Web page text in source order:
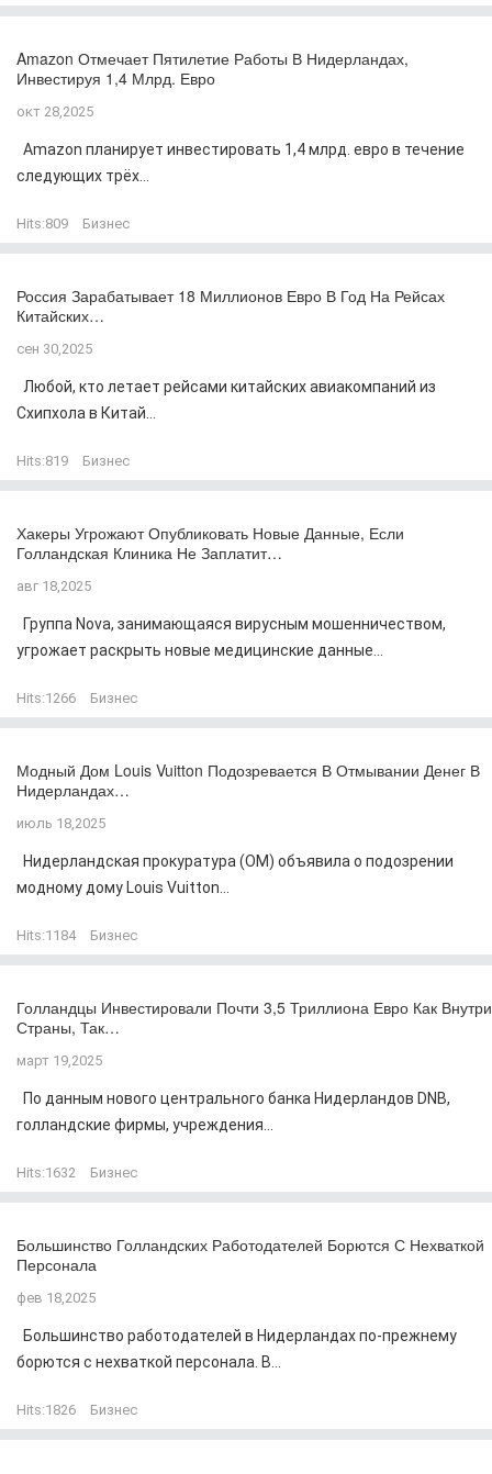
Amazon Отмечает Пятилетие Работы В Нидерландах,
Инвестируя 1,4 Млрд. Евро
окт 28,2025
Amazon планирует инвестировать 1,4 млрд. евро в течение
следующих трёх...
Hits:809 Бизнес
Россия Зарабатывает 18 Миллионов Евро В Год На Рейсах
Китайских…
сен 30,2025
Любой, кто летает рейсами китайских авиакомпаний из
Схипхола в Китай...
Hits:819 Бизнес
Хакеры Угрожают Опубликовать Новые Данные, Если
Голландская Клиника Не Заплатит…
авг 18,2025
Группа Nova, занимающаяся вирусным мошенничеством,
угрожает раскрыть новые медицинские данные...
Hits:1266 Бизнес
Модный Дом Louis Vuitton Подозревается В Отмывании Денег В
Нидерландах…
июль 18,2025
Нидерландская прокуратура (OM) объявила о подозрении
модному дому Louis Vuitton...
Hits:1184 Бизнес
Голландцы Инвестировали Почти 3,5 Триллиона Евро Как Внутри
Страны, Так…
март 19,2025
По данным нового центрального банка Нидерландов DNB,
голландские фирмы, учреждения...
Hits:1632 Бизнес
Большинство Голландских Работодателей Борются С Нехваткой
Персонала
фев 18,2025
Большинство работодателей в Нидерландах по-прежнему
борются с нехваткой персонала. В...
Hits:1826 Бизнес